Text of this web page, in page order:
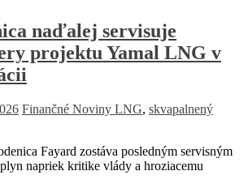
naďalej servisuje
projektu Yamal LNG v
Finančné Noviny LNG, skvapalnený
Fayard zostáva posledným servisným
napriek kritike vlády a hroziacemu